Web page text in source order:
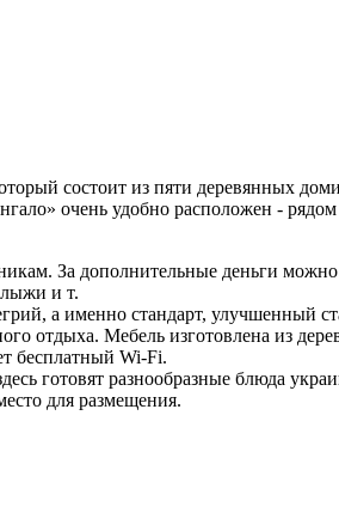
состоит из пяти деревянных
очень удобно расположен -
За дополнительные деньги можно
лыжи и т.
а именно стандарт, улучшенный
отдыха. Мебель изготовлена ​​из
бесплатный Wi-Fi.
готовят разнообразные блюда
для размещения.